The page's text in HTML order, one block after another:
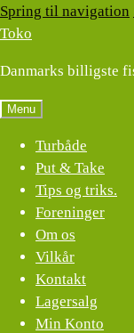
Spring til navigation
Toko
Danmarks billigste
Menu
Turbåde
Put & Take
Tips og triks.
Foreninger
Om os
Vilkår
Kontakt
Lagersalg
Min Konto